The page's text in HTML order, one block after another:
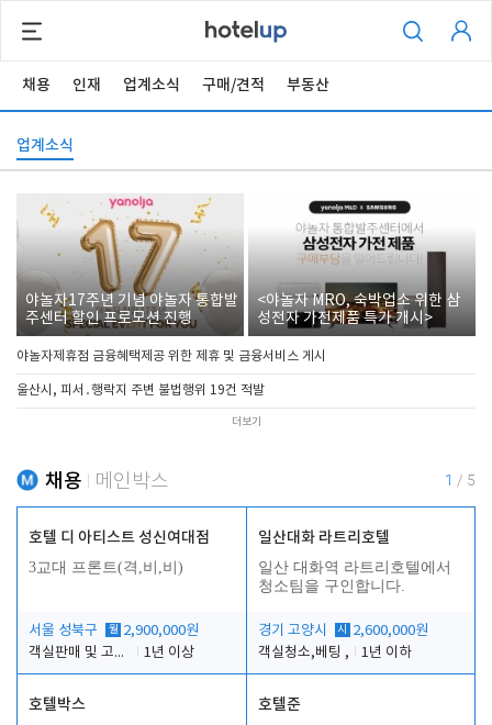
채용 인재 업계소식 구매/견적 부동산
업계소식
야놀자17주년 기념 야놀자 통합발
주센터 할인 프로모션 진행
<야놀자 MRO, 숙박업소 위한 삼
성전자 가전제품 특가 개시>
야놀자제휴점 금융혜택제공 위한 제휴 및 금융서비스 게시
울산시, 피서․행락지 주변 불법행위 19건 적발
더보기
채용 메인박스 1 / 5
호텔 디 아티스트 성신여대점
3교대 프론트(격,비,비)
서울 성북구 월 2,900,000원
객실판매 및 고객응대
1년 이상
일산대화 라트리호텔
일산 대화역 라트리호텔에서
청소팀을 구인합니다.
경기 고양시 시
2,600,000원
객실청소,베팅 ,
1년 이하
호텔박스 호텔준